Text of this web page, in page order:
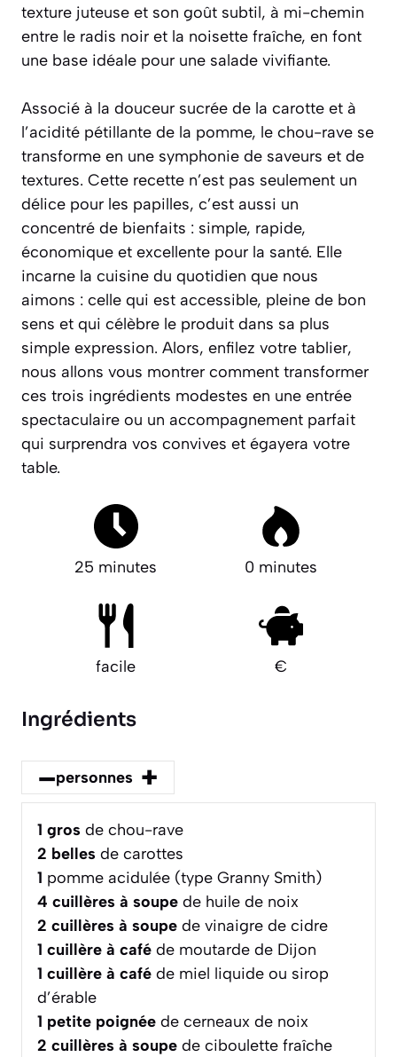
texture juteuse et son goût subtil, à mi-chemin
entre le radis noir et la noisette fraîche, en font
une base idéale pour une salade vivifiante.
Associé à la douceur sucrée de la carotte et à
l’acidité pétillante de la pomme, le chou-rave se
transforme en une symphonie de saveurs et de
textures. Cette recette n’est pas seulement un
délice pour les papilles, c’est aussi un
concentré de bienfaits : simple, rapide,
économique et excellente pour la santé. Elle
incarne la cuisine du quotidien que nous
aimons : celle qui est accessible, pleine de bon
sens et qui célèbre le produit dans sa plus
simple expression. Alors, enfilez votre tablier,
nous allons vous montrer comment transformer
ces trois ingrédients modestes en une entrée
spectaculaire ou un accompagnement parfait
qui surprendra vos convives et égayera votre
table.
25 minutes 0 minutes
facile €
Ingrédients
–personnes +
1 gros de chou-rave
2 belles de carottes
1 pomme acidulée (type Granny Smith)
4 cuillères à soupe de huile de noix
2 cuillères à soupe de vinaigre de cidre
1 cuillère à café de moutarde de Dijon
1 cuillère à café de miel liquide ou sirop
d’érable
1 petite poignée de cerneaux de noix
2 cuillères à soupe de ciboulette fraîche